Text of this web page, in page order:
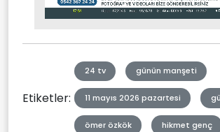
Mute Stream
Etiketler:
24 tv günün manşeti
11 mayıs 2026 pazartesi
ömer özkök hikmet genç